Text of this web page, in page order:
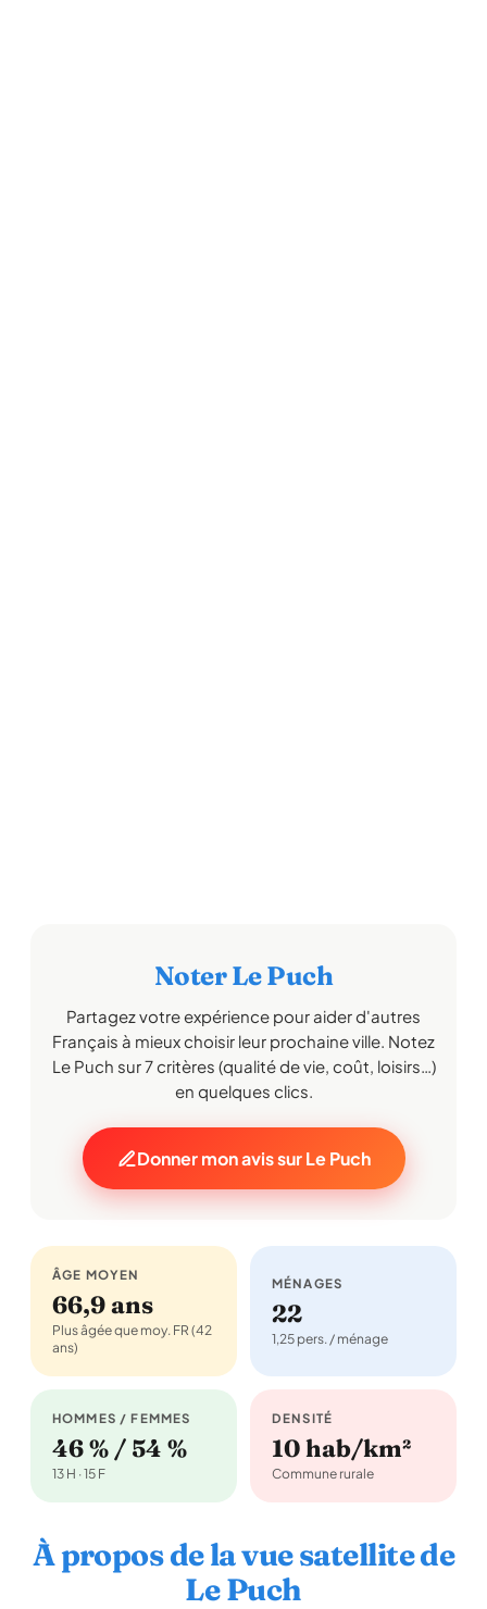
Noter Le Puch
Partagez votre expérience pour aider d'autres
Français à mieux choisir leur prochaine ville. Notez
Le Puch sur 7 critères (qualité de vie, coût, loisirs…)
en quelques clics.
Donner mon avis sur Le Puch
ÂGE MOYEN
66,9 ans
Plus âgée que moy. FR (42
ans)
MÉNAGES
22
1,25 pers. / ménage
HOMMES / FEMMES
46 % / 54 %
13 H · 15 F
DENSITÉ
10 hab/km²
Commune rurale
À propos de la vue satellite de
Le Puch